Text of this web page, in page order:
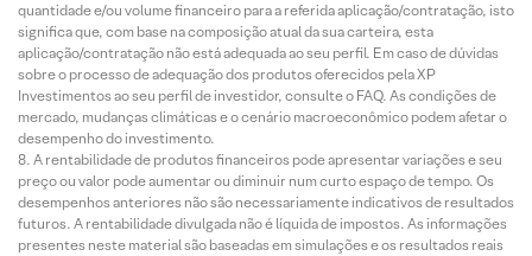
quantidade e/ou volume financeiro para a referida aplicação/contratação, isto
significa que, com base na composição atual da sua carteira, esta
aplicação/contratação não está adequada ao seu perfil. Em caso de dúvidas
sobre o processo de adequação dos produtos oferecidos pela XP
Investimentos ao seu perfil de investidor, consulte o FAQ. As condições de
mercado, mudanças climáticas e o cenário macroeconômico podem afetar o
desempenho do investimento.
A rentabilidade de produtos financeiros pode apresentar variações e seu
preço ou valor pode aumentar ou diminuir num curto espaço de tempo. Os
desempenhos anteriores não são necessariamente indicativos de resultados
futuros. A rentabilidade divulgada não é líquida de impostos. As informações
presentes neste material são baseadas em simulações e os resultados reais